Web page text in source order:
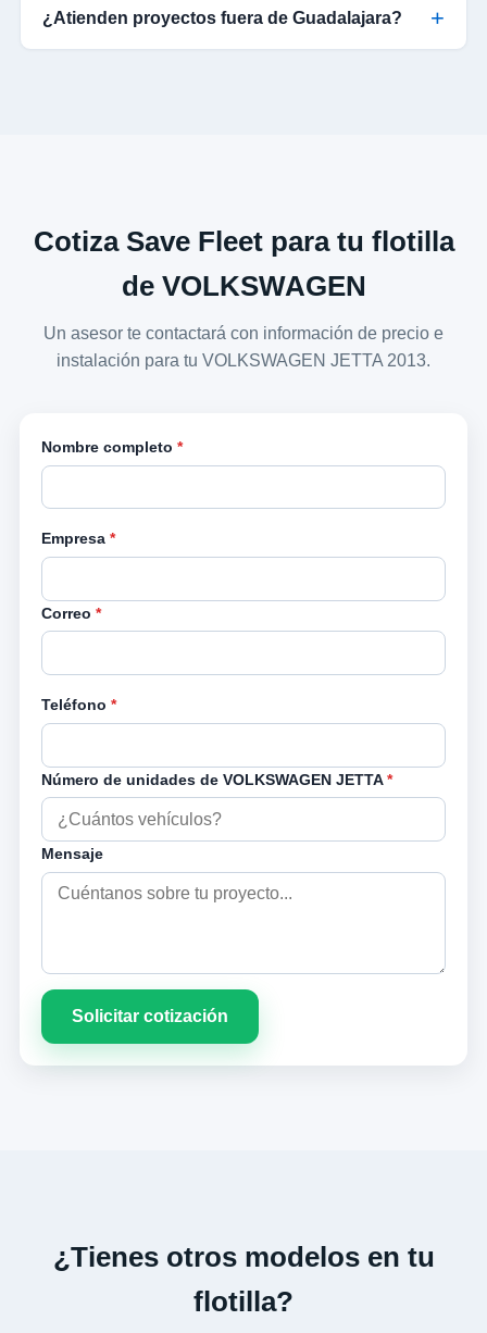
¿Atienden proyectos fuera de Guadalajara?
Cotiza Save Fleet para tu flotilla
de VOLKSWAGEN
Un asesor te contactará con información de precio e
instalación para tu VOLKSWAGEN JETTA 2013.
Nombre completo *
Empresa *
Correo *
Teléfono *
Número de unidades de VOLKSWAGEN JETTA*
Mensaje
Solicitar cotización
¿Tienes otros modelos en tu
flotilla?